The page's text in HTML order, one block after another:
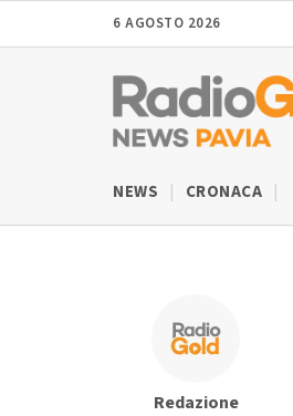
6 AGOSTO 2026
NEWS CRONACA
Redazione